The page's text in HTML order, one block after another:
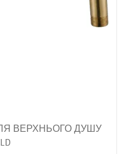
ВЕРХНЬОГО ДУШУ